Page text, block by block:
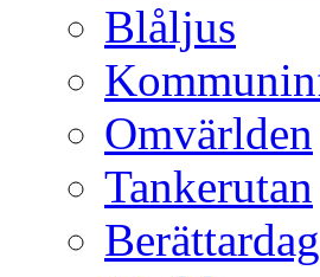
Blåljus
Omvärlden
Tankerutan